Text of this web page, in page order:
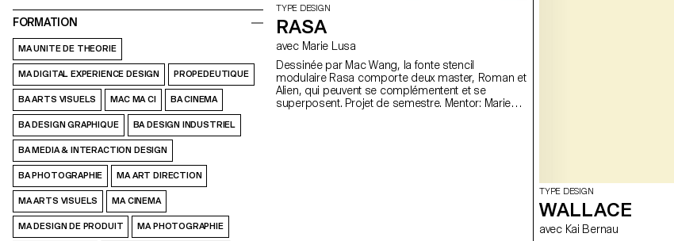
FORMATION
MA UNITE DE THEORIE
MA DIGITAL EXPERIENCE DESIGN PROPEDEUTIQUE
BA ARTS VISUELS MAC MA CI BA CINEMA
BA DESIGN GRAPHIQUE BA DESIGN INDUSTRIEL
BA MEDIA & INTERACTION DESIGN
BA PHOTOGRAPHIE MA ART DIRECTION
MA ARTS VISUELS MA CINEMA
MA DESIGN DE PRODUIT MA PHOTOGRAPHIE
TYPE DESIGN
RASA
avec Marie Lusa
Dessinée par Mac Wang, la fonte stencil
modulaire Rasa comporte deux master, Roman et
Alien, qui peuvent se complémentent et se
superposent. Projet de semestre. Mentor: Marie
TYPE DESIGN
WALLACE
avec Kai Bernau